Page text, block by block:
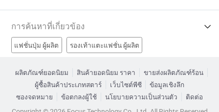
การค้นหาที่เกี่ยวข้อง
แฟชั่นปุ่ม ผู้ผลิต รองเท้าแตะแฟชั่น ผู้ผลิต
รองเท้าสำหรับผู้หญิงแบบสบายโรงงาน
ผลิตภัณฑ์ยอดนิยม สินค้ายอดนิยม ราคา
ขายส่งผลิตภัณฑ์ร้อน
ผู้ซื้อสินค้าประเภทสตาร์
เว็บไซต์พีซี
ข้อมูลเชิงลึก
ซองจดหมาย
ข้อตกลงผู้ใช้ นโยบายความเป็นส่วนตัว
ติดต่อ